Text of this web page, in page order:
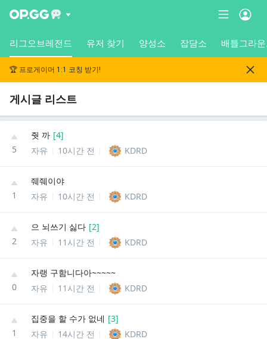
리그오브레전드 유저 찾기 양성소 잡담소 배틀그라
🏆 프로게이머 1:1 코칭 받기!
게시글 리스트
5
줫 까 [4]
자유
10시간 전 KDRD
1
줴줴이야
자유
10시간 전 KDRD
2
으 뇌쓰기 싫다 [2]
자유
11시간 전 KDRD
0
자랭 구함니다아~~~~~
자유
11시간 전 KDRD
1
집중을 할 수가 없네 [3]
자유
14시간 전 KDRD